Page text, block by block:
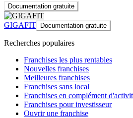
Documentation gratuite
GIGAFIT Documentation gratuite
Recherches populaires
Franchises les plus rentables
Nouvelles franchises
Meilleures franchises
Franchises sans local
Franchises en complément
Franchises pour investisseur
Ouvrir une franchise